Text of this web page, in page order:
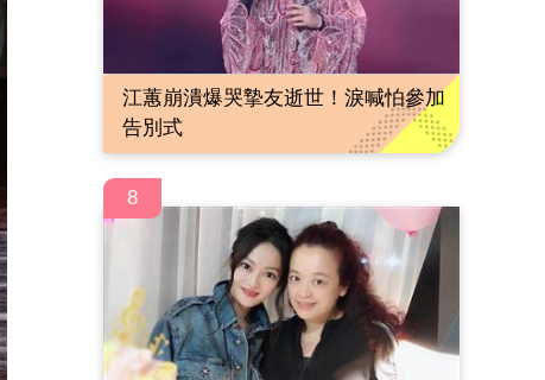
江蕙崩潰爆哭摯友逝世！淚喊怕參加
告別式
8